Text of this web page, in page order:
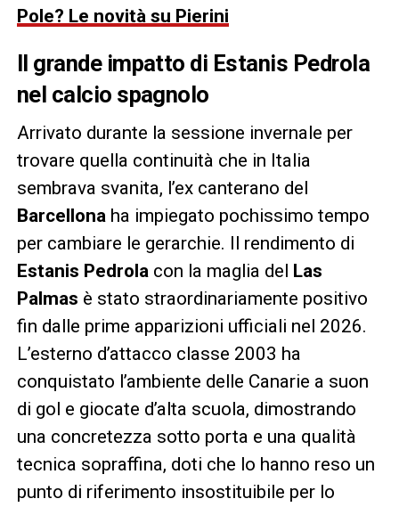
Pole? Le novità su Pierini
Il grande impatto di Estanis Pedrola
nel calcio spagnolo
Arrivato durante la sessione invernale per
trovare quella continuità che in Italia
sembrava svanita, l’ex canterano del
Barcellonaha impiegato pochissimo tempo
per cambiare le gerarchie. Il rendimento di
Estanis Pedrolacon la maglia del Las
Palmas è stato straordinariamente positivo
fin dalle prime apparizioni ufficiali nel 2026.
L’esterno d’attacco classe 2003 ha
conquistato l’ambiente delle Canarie a suon
di gol e giocate d’alta scuola, dimostrando
una concretezza sotto porta e una qualità
tecnica sopraffina, doti che lo hanno reso un
punto di riferimento insostituibile per lo